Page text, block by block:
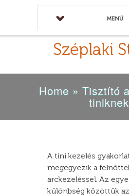
MENÜ
Széplaki
Home »Tisztító
tiniknek
A tini kezelés
megegyezik a
arckezeléssel. Az
különbség közöttük